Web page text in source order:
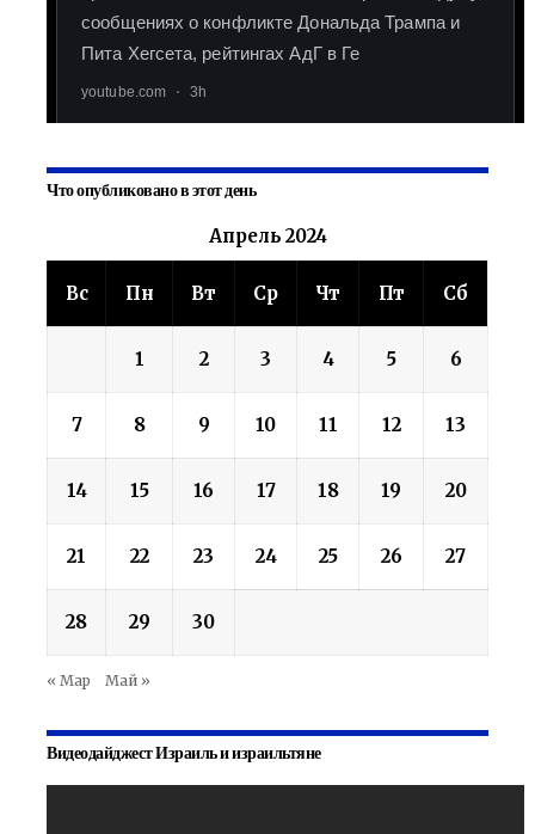
Что опубликовано в этот день
Апрель 2024
Вс Пн Вт Ср Чт Пт Сб
1 2 3 4 5 6
7 8 9 10 11 12 13
14 15 16 17 18 19 20
21 22 23 24 25 26 27
28 29 30
« Мар Май »
Видеодайджест Израиль и израильтяне